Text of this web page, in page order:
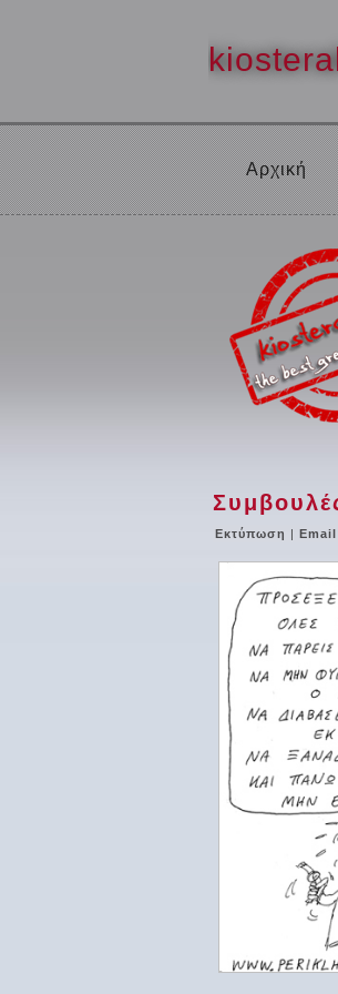
Αρχική
Εκτύπωση | Email